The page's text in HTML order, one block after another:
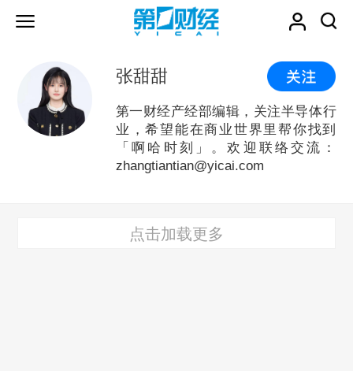
张甜甜
第一财经产经部编辑，关注半导体行
业，希望能在商业世界里帮你找到
「啊哈时刻」。欢迎联络交流：
zhangtiantian@yicai.com
点击加载更多